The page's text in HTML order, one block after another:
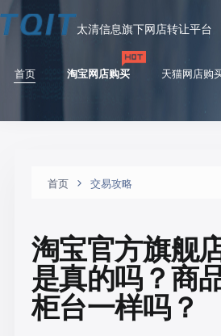
太清信息旗下网店转让平台
首页 淘宝网店购买 天猫网店购
首页 交易攻略
淘宝官方旗舰
是真的吗？商
柜台一样吗？